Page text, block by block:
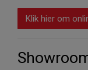
Klik hier om